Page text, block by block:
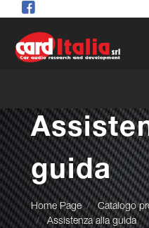
guida
Home Page Catalogo
Assistenza alla guida